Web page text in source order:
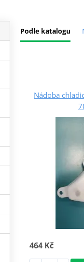
Podle katalogu
Nádoba
464 Kč